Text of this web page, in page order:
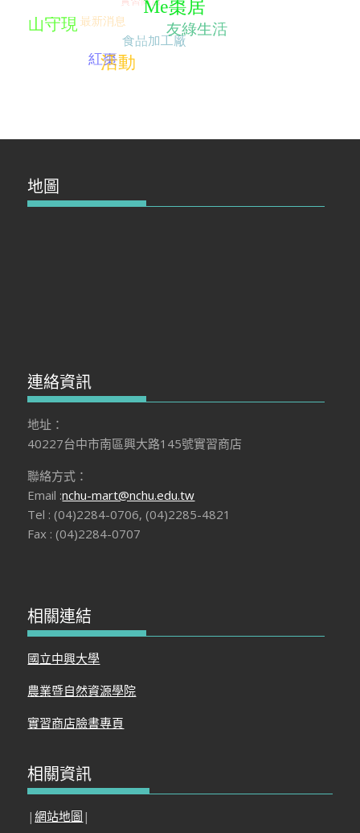
地圖
連絡資訊
地址：
40227台中市南區興大路145號實習商店
聯絡方式：
Email :nchu-mart@nchu.edu.tw
Tel : (04)2284-0706, (04)2285-4821
Fax : (04)2284-0707
相關連結
國立中興大學
農業暨自然資源學院
實習商店臉書專頁
相關資訊
|網站地圖 |